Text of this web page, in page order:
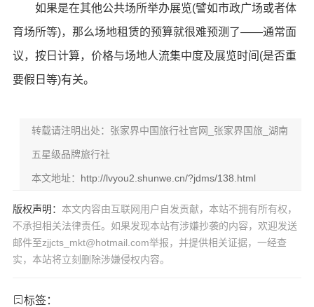
如果是在其他公共场所举办展览(譬如市政广场或者体
育场所等)，那么场地租赁的预算就很难预测了——通常面
议，按日计算，价格与场地人流集中度及展览时间(是否重
要假日等)有关。
转载请注明出处：张家界中国旅行社官网_张家界国旅_湖南
五星级品牌旅行社
本文地址： http://lvyou2.shunwe.cn/?jdms/138.html
版权声明： 本文内容由互联网用户自发贡献，本站不拥有所有权，
不承担相关法律责任。如果发现本站有涉嫌抄袭的内容，欢迎发送
邮件至zjjcts_mkt@hotmail.com举报，并提供相关证据，一经查
实，本站将立刻删除涉嫌侵权内容。
标签：